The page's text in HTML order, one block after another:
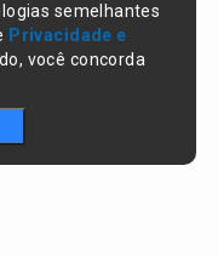
semelhantes
Privacidade e
você concorda